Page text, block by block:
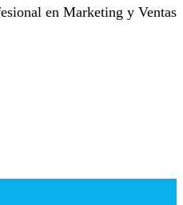
en Marketing y Ventas